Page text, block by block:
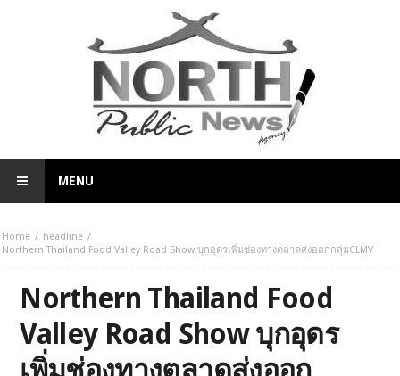
MENU
Home
headline
Northern Thailand Food Valley Road Show บุกอุดรเพิ่มช่องทางตลาดส่งออกกลุ่มCLMV
Northern Thailand Food
Valley Road Show บุกอุดร